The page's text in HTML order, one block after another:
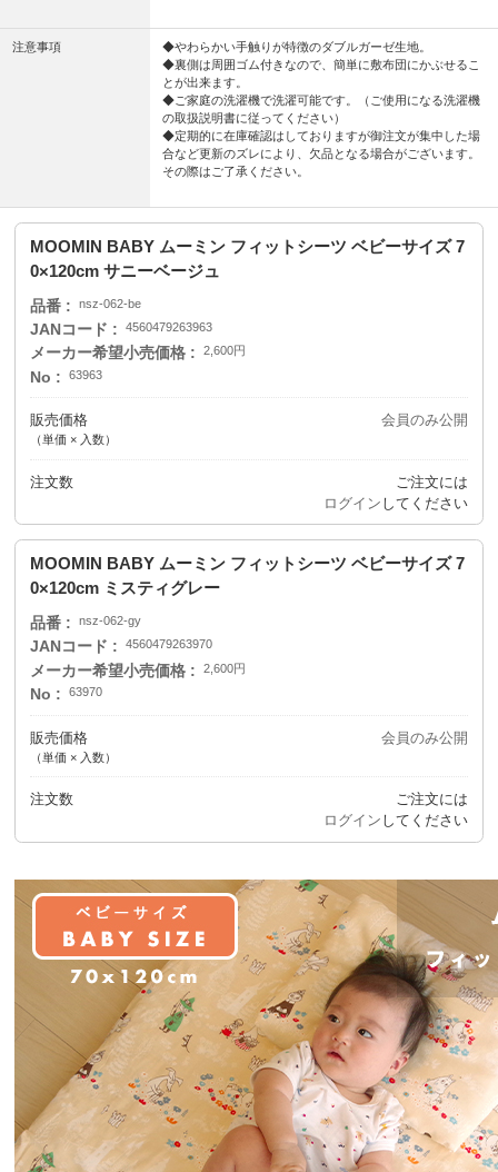
注意事項
◆やわらかい手触りが特徴のダブルガーゼ生地。
◆裏側は周囲ゴム付きなので、簡単に敷布団にかぶせるこ
とが出来ます。
◆ご家庭の洗濯機で洗濯可能です。（ご使用になる洗濯機
の取扱説明書に従ってください）
◆定期的に在庫確認はしておりますが御注文が集中した場
合など更新のズレにより、欠品となる場合がございます。
その際はご了承ください。
MOOMIN BABY ムーミン フィットシーツ ベビーサイズ 7
0×120cm サニーベージュ
品番 nsz-062-be
JANコード 4560479263963
メーカー希望小売価格 2,600円
No 63963
販売価格
（単価 × 入数）
会員のみ公開
注文数
ご注文には
ログイン してください
MOOMIN BABY ムーミン フィットシーツ ベビーサイズ 7
0×120cm ミスティグレー
品番 nsz-062-gy
JANコード 4560479263970
メーカー希望小売価格 2,600円
No 63970
販売価格
（単価 × 入数）
会員のみ公開
注文数
ご注文には
ログイン してください